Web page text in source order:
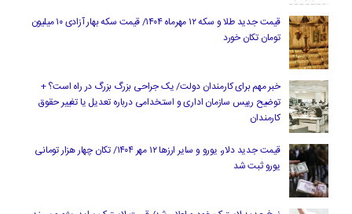
قیمت جدید طلا و سکه ۱۲ مهرماه ۱۴۰۴/ قیمت سکه بهار آزادی ۱۰ میلیون
تومان تکان خورد
خبر مهم برای کارمندان دولت/ یک جراحی بزرگ بزرگ در راه است؟ +
توضیح رییس سازمان اداری و استخدامی درباره تعدیل یا تغییر حقوق
کارمندان
قیمت جدید دلار، یورو و سایر ارزها ۱۲ مهر ۱۴۰۴/ تکان چهار هزار تومانی
یورو ثبت شد